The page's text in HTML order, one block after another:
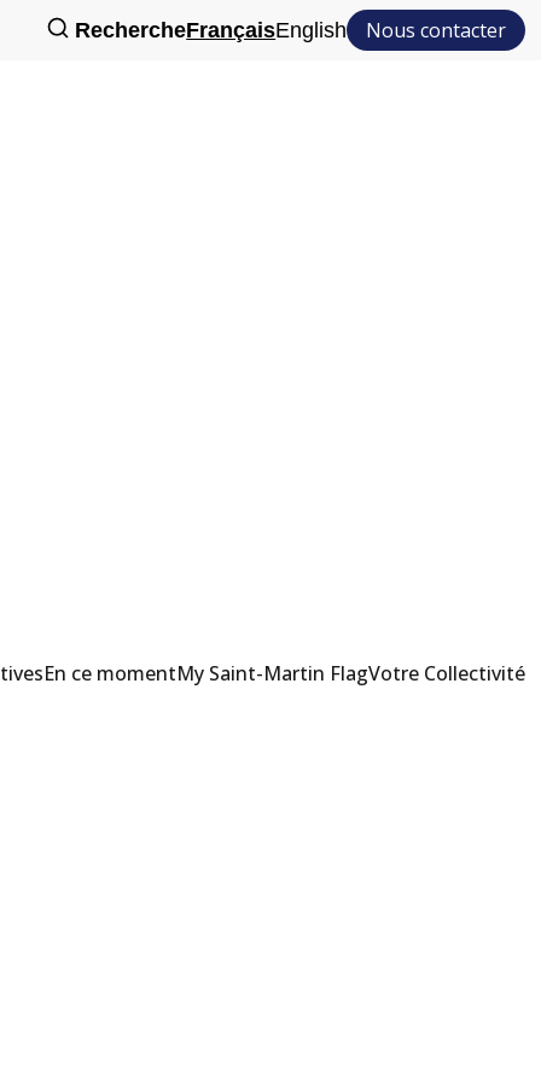
RechercheFrançaisEnglish Nous contacter
En ce momentMy Saint-Martin FlagVotre Collectivité